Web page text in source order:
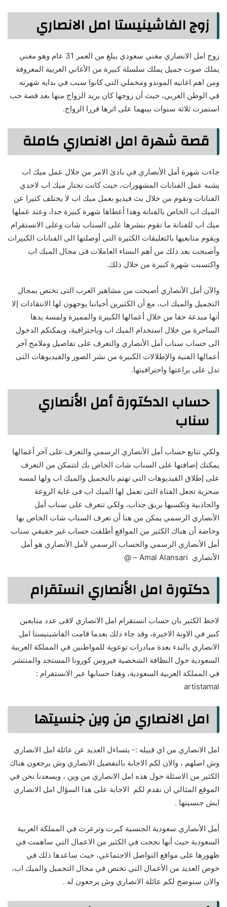
زوج الفاشينيستا امل الانصاري
زوج امل الانصاري مغني سعودي يبلغ من العمر 31 عام وهو مغني
يملك صوت جميل يملك سلسلة كبيرة من الأغاني العربية المعروفة
ومن اهم اغانيه الموندو ومخملي التي كانوا سبب في بداية شهرته
في الوطن العربي، حيث أن زوجها كان يريد الزواج منها بعد قصة حب
استمرت ثلاثة سنوات بينهما على اثرها قررا الزواج.
قصة شهرة امل الانصاري كاملة
جاءت شهرة أمل الأنصاري في بادئ الامر من خلال عمل ميك اب
يشبه عمل الفنانات المشهورات، حيث كانت تختار ميك اب لاحدي
الفنانات وتقوم من خلال بث فيديو بعمل ميك اب لا يختلف كثيرا عن
الميك اب الخاص بالفنانة وهذا أعطاها شهرة كبيرة جدا، وعند عملها
ميك اب للفنانة ما تقوم بنشرها على السناب شات وعلى الانستقرام
ويقوم متابعيها بالتعليقات الكثيرة التى أوصلتها الى الفنانات الكبيرات
وأصبحت بعد ذلك من أهم النساء العاملات فى مجال الميك اب
واكتسبت شهرة كبيرة من خلال ذلك.
والآن أمل الأنصاري أصبحت من مشاهير العرب التى تختص بمجال
التجميل والميك اب، مع أن الكثيرين أحياننا يوجهون لها الانتقادات إلا
أنها مبدعة حقا من خلال أعمالها الكبيرة والمميزة ولمسة يدها
الساحرة من خلال استخدام الميك اب وباحترافية، ويمكنكم الدخول
الى حساب سناب أمل الأنصاري والتعرف على تفاصيل وملامح آخر
أعمالها الفنية والإطلالات الكبيرة من نشر الصور والفيديوهات التى
تدل على براعتها واحترافيتها.
حساب الدكتورة أمل الأنصاري
سناب
ولكي تتابع حساب أمل الأنصاري الرسمي والتعرف على آخر أعمالها
يمكنك إضافتها على السناب شات الخاص بك لتتمكن من التعرف
على إطلاق الفيديوهات التى تهتم بالتجميل والميك اب ولها لمسه
سحرية تجعل الفتاة التى تعمل لها الميك اب فى غاية الروعة
والجاذبية وتكسبها بريق جذاب، ولكي تتعرف على سناب أمل
الأنصاري الرسمي يمكن من هنا أن تعرف السناب شات الخاص بها
وخاصة أن هناك الكثير من المواقع أطلقت حساب غير حقيقي سناب
أمل الأنصاري الرسمي والحساب الرسمي لأمل الأنصاري هو أمل
الأنصاري Amal Alansari – @
دكتورة امل الأنصاري انستقرام
لاحظ الكثير بان حساب انستقرام امل الانصاري لاقى عدد متابعين
كبير في الاونة الاخيرة، وقد جاء ذلك بعدما قامت الفاشينيستا امل
الانصاري بالبدء بعدة مبادرات توعوية للمواطنين في المملكة العربية
السعودية حول النظافة الشخصية فيروس كورونا المستجد والمنتشر
في المملكة العربية السعودية، وهذا حسابها عبر الانستقرام :
artistamal
امل الانصاري من وين جنسيتها
امل الانصاري من اي قبيله :- يتساءل العديد عن عائلة امل الانصاري
وش اصلهم ، والان لكم الاجابة بالتفصيل الانصاري وش يرجعون هناك
الكثير من الاسئلة حول هذه امل الانصاري من وين ، ويسعدنا نحن في
الموقع المثالي ان نقدم لكم الاجابة على هذا السؤال امل الانصاري
ايش جنسيتها .
أمل الأنصاري سعودية الجنسية كبرت وترعرت في المملكة العربية
السعودية حيث أنها نجحت في الكثير من الاعمال التي ساهمت في
ظهورها على مواقع التواصل الاجتماعي، حيث ساعدها ذلك في
خوض العديد من الأعمال التي تختص في مجال التجميل والميك اب،
والان سنوضح لكم عائلة الانصاري وش يرجعون له .